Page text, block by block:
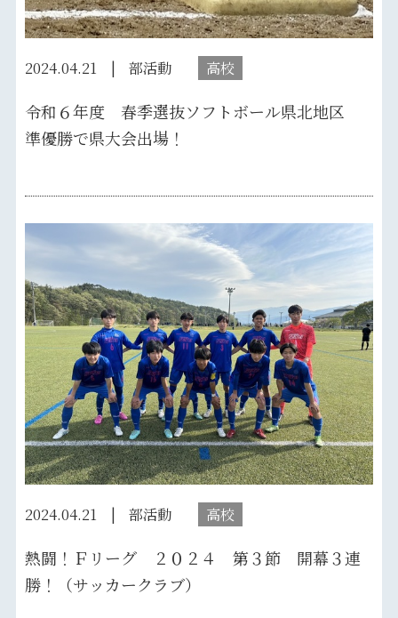
2024.04.21 部活動 高校
令和６年度 春季選抜ソフトボール県北地区
準優勝で県大会出場！
2024.04.21 部活動 高校
熱闘！Ｆリーグ ２０２４ 第３節 開幕３連
勝！（サッカークラブ）